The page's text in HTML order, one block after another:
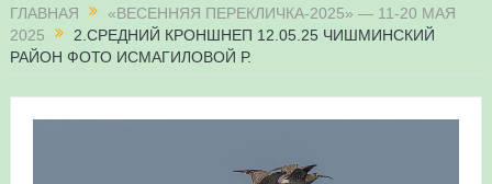
Итоги акции «Соловьиные вечера-2026» в
ГЛАВНАЯ
«ВЕСЕННЯЯ ПЕРЕКЛИЧКА-2025» — 11-20 МАЯ
2025
2.СРЕДНИЙ КРОНШНЕП 12.05.25 ЧИШМИНСКИЙ
РАЙОН ФОТО ИСМАГИЛОВОЙ Р.